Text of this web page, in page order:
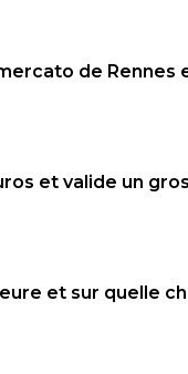
de Rennes
et valide un
et sur quelle